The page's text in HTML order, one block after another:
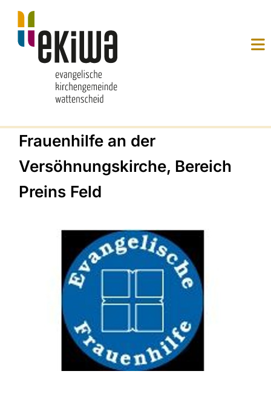
Frauenhilfe an der
Versöhnungskirche, Bereich
Preins Feld